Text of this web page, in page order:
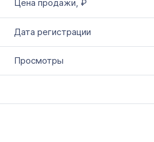
Без дефиса
Без цифр